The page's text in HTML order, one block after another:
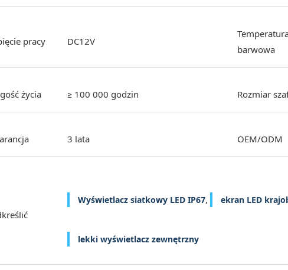
pracy DC12V
barwowa
życia ≥ 100 000 godzin Rozmiar
3 lata OEM/ODM
Wyświetlacz siatkowy LED IP67, ekran LED
lekki wyświetlacz zewnętrzny